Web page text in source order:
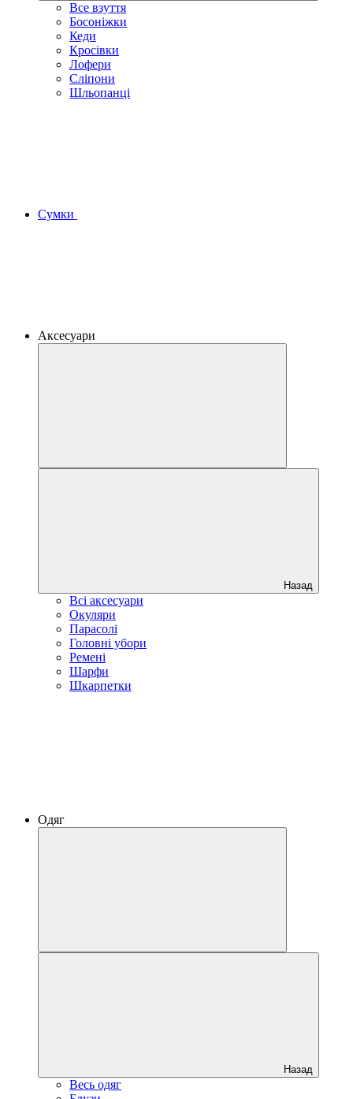
Все взуття
Босоніжки
Кеди
Кросівки
Лофери
Сліпони
Шльопанці
Сумки
Аксесуари
Назад
Всі аксесуари
Окуляри
Парасолі
Головні убори
Ремені
Шарфи
Шкарпетки
Одяг
Назад
Весь одяг